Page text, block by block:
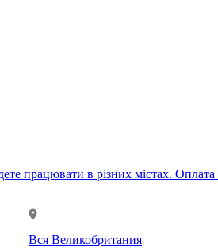
оплата: £16 - Додаткові години оплачуються з
Вся Великобритания